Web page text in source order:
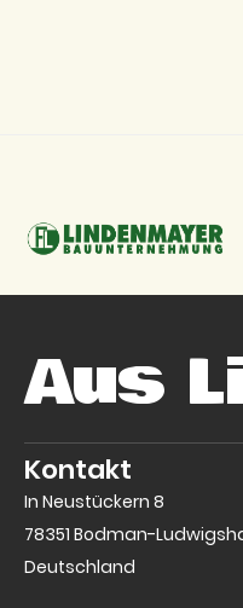
Aus
Kontakt
In Neustückern 8
78351 Bodman-
Deutschland